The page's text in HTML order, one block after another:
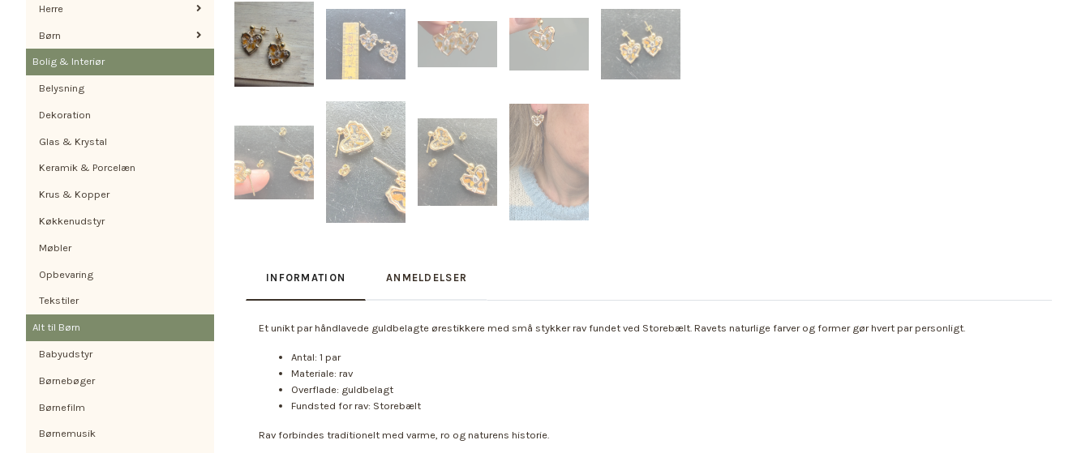
Herre
Børn
Bolig & Interiør
Belysning
Dekoration
Glas & Krystal
Keramik & Porcelæn
Krus & Kopper
Køkkenudstyr
Møbler
Opbevaring
Tekstiler
Alt til Børn
Babyudstyr
Børnebøger
Børnefilm
Børnemusik
INFORMATION ANMELDELSER
Et unikt par håndlavede guldbelagte ørestikkere med små stykker rav fundet ved Storebælt. Ravets naturlige farver og former gør hvert par personligt.
Antal: 1 par
Materiale: rav
Overflade: guldbelagt
Fundsted for rav: Storebælt
Rav forbindes traditionelt med varme, ro og naturens historie.